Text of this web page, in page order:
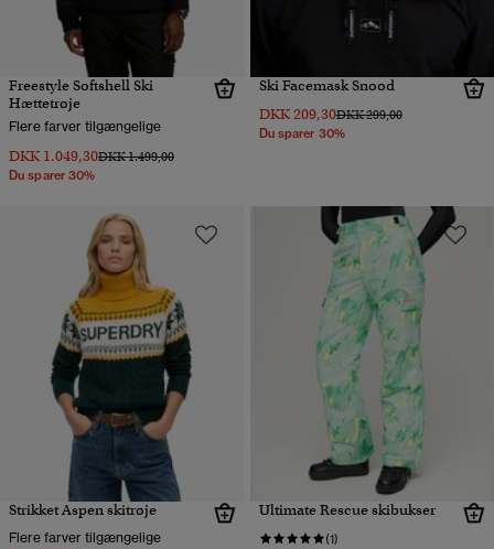
Freestyle Softshell Ski
Hættetrøje
Flere farver tilgængelige
DKK 1.049,30Pris nedsat fra
DKK 1.499,00til
Du sparer 30%
Ski Facemask Snood
DKK 209,30Pris nedsat fra
DKK 299,00til
Du sparer 30%
Strikket Aspen skitrøje
Flere farver tilgængelige
Ultimate Rescue skibukser
(1)